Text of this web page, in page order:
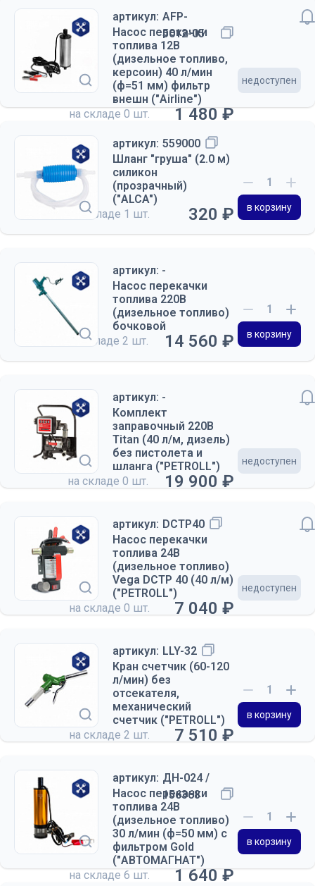
артикул: AFP-
5012-05
Насос перекачки
топлива 12В
(дизельное топливо,
керсоин) 40 л/мин
(ф=51 мм) фильтр
внешн ("Airline")
на складе 0 шт. 1 480 ₽
недоступен
артикул: 559000
Шланг "груша" (2.0 м)
силикон
(прозрачный)
("ALCA")
на складе 1 шт. 320 ₽ в корзину
артикул: -
Насос перекачки
топлива 220В
(дизельное топливо)
бочковой
на складе 2 шт. 14 560 ₽ в корзину
артикул: -
Комплект
заправочный 220В
Titan (40 л/м, дизель)
без пистолета и
шланга ("PETROLL")
на складе 0 шт. 19 900 ₽
недоступен
артикул: DCTP40
Насос перекачки
топлива 24В
(дизельное топливо)
Vega DCTP 40 (40 л/м)
("PETROLL")
на складе 0 шт. 7 040 ₽
недоступен
артикул: LLY-32
Кран счетчик (60-120
л/мин) без
отсекателя,
механический
счетчик ("PETROLL")
на складе 2 шт. 7 510 ₽
в корзину
артикул: ДН-024 /
156368
Насос перекачки
топлива 24В
(дизельное топливо)
30 л/мин (ф=50 мм) с
фильтром Gold
("АВТОМАГНАТ")
на складе 6 шт. 1 640 ₽
в корзину